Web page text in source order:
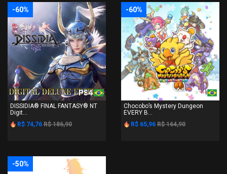
-60%
PS4
DISSIDIA® FINAL FANTASY® NT
Digit...
R$ 74,76 R$ 186,90
-60%
PS4
Chocobo’s Mystery Dungeon
EVERY B...
R$ 65,96 R$ 164,90
-50%